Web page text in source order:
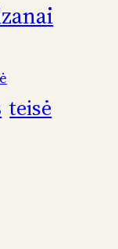
teisė